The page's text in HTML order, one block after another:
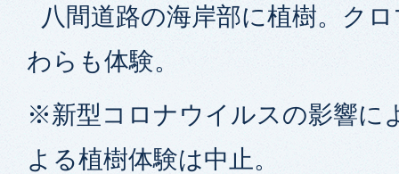
八間道路の海岸部に植樹。ク
わらも体験。
※新型コロナウイルスの影響に
よる植樹体験は中止。